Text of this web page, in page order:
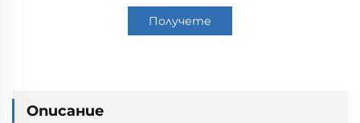
Получете
Описание